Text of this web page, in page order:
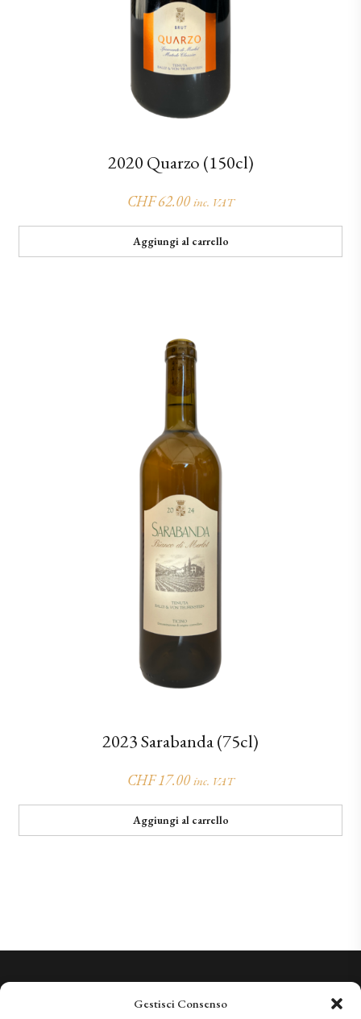
Gestisci Consenso
2020 Quarzo (150cl)
CHF62.00 inc. VAT
Aggiungi al carrello
2023 Sarabanda (75cl)
CHF17.00 inc. VAT
Aggiungi al carrello
+41 (0)91 966 28 08